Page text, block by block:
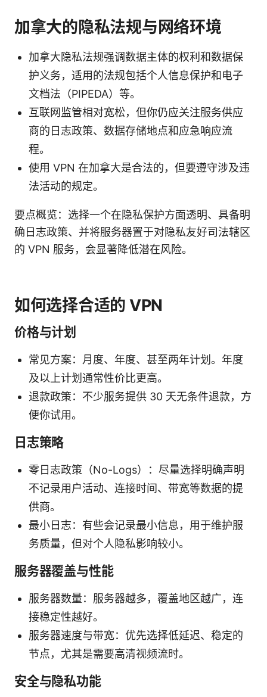
加拿大的隐私法规与网络环境
加拿大隐私法规强调数据主体的权利和数据保
护义务，适用的法规包括个人信息保护和电子
文档法（PIPEDA）等。
互联网监管相对宽松，但你仍应关注服务供应
商的日志政策、数据存储地点和应急响应流
程。
使用 VPN 在加拿大是合法的，但要遵守涉及违
法活动的规定。
要点概览：选择一个在隐私保护方面透明、具备明
确日志政策、并将服务器置于对隐私友好司法辖区
的 VPN 服务，会显著降低潜在风险。
如何选择合适的 VPN
价格与计划
常见方案：月度、年度、甚至两年计划。年度
及以上计划通常性价比更高。
退款政策：不少服务提供 30 天无条件退款，方
便你试用。
日志策略
零日志政策（No-Logs）：尽量选择明确声明
不记录用户活动、连接时间、带宽等数据的提
供商。
最小日志：有些会记录最小信息，用于维护服
务质量，但对个人隐私影响较小。
服务器覆盖与性能
服务器数量：服务器越多，覆盖地区越广，连
接稳定性越好。
服务器速度与带宽：优先选择低延迟、稳定的
节点，尤其是需要高清视频流时。
安全与隐私功能